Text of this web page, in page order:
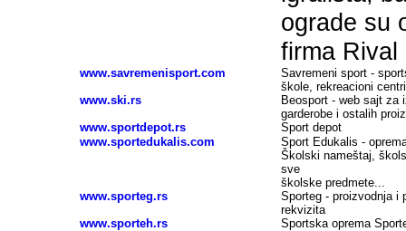
ograde su
firma Rival
www.savremenisport.com
Savremeni sport -
škole, rekreacioni centri
www.ski.rs
Beosport - web sajt za
garderobe i ostalih
www.sportdepot.rs
Sport depot
www.sportedukalis.com
Sport Edukalis -
Školski nameštaj,
sve
školske predmete...
www.sporteg.rs
Sporteg - proizvodnja i
rekvizita
www.sporteh.rs
Sportska oprema